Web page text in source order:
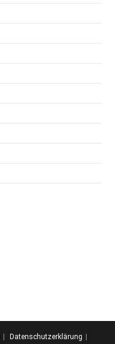
Datenschutzerklärung